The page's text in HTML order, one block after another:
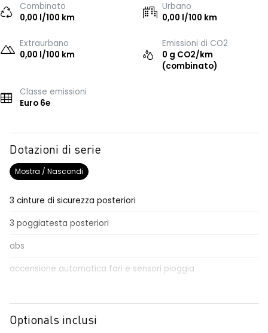
Combinato
0,00 l/100 km
Urbano
0,00 l/100 km
Extraurbano
0,00 l/100 km
Emissioni di CO2
0 g CO2/km
(combinato)
Classe emissioni
Euro 6e
Dotazioni di serie
Mostra / Nascondi
3 cinture di sicurezza posteriori
3 poggiatesta posteriori
abs
accensione automatica fari e sensori pioggia
Aggiornamento del sistema, incluso per 5 anni
Optionals inclusi